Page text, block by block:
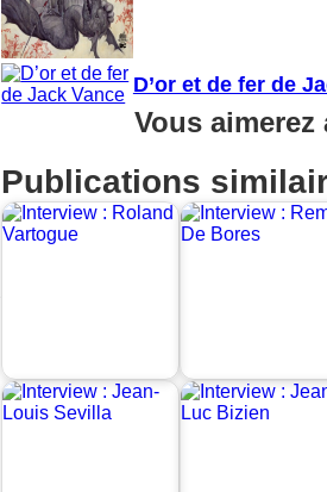
D’or et de fer de
Vous aimerez
Publications